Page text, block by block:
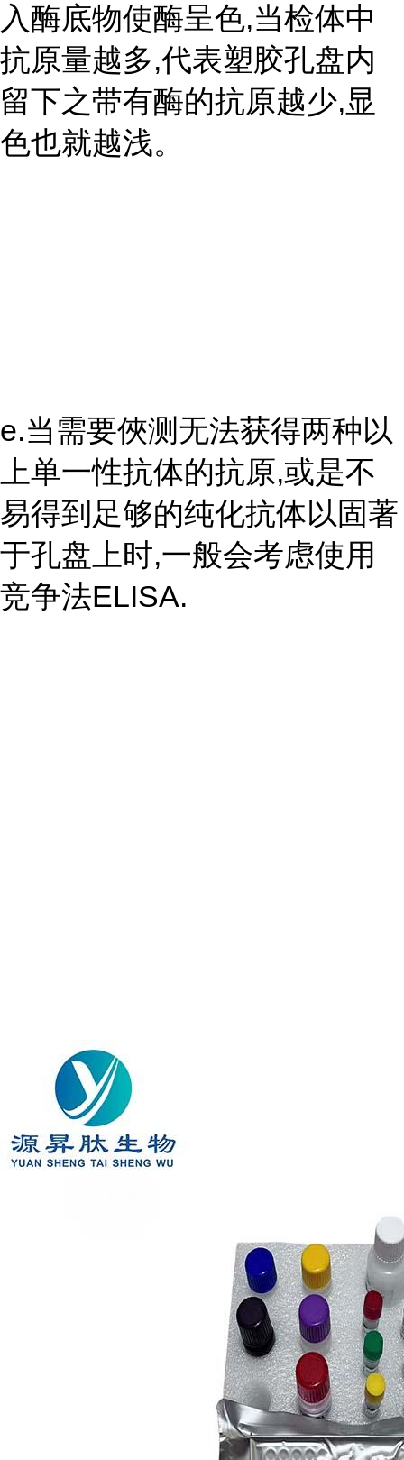
入酶底物使酶呈色,当检体中
抗原量越多,代表塑胶孔盘内
留下之带有酶的抗原越少,显
色也就越浅。
e.当需要俠测无法获得两种以
上单一性抗体的抗原,或是不
易得到足够的纯化抗体以固著
于孔盘上时,一般会考虑使用
竞争法ELISA.